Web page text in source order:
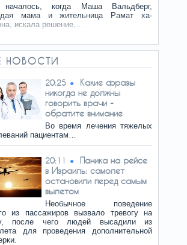
когда Маша Вальдберг,
мама и жительница Рамат ха-
искала решение,…
НОВОСТИ
20:25
Какие фразы
никогда не должны
говорить врачи -
обратите внимание
Во время лечения тяжелых
пациентам…
20:11
Паника на рейсе
в Израиль: самолет
остановили перед самым
вылетом
Необычное поведение
из пассажиров вызвало тревогу на
после чего людей высадили из
для проведения дополнительной